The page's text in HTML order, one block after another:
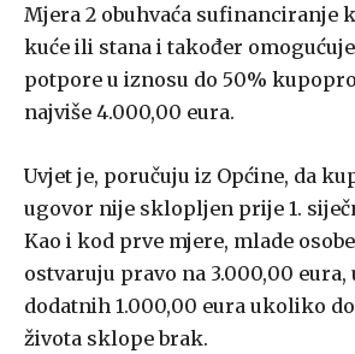
Mjera 2 obuhvaća sufinanciranje
kuće ili stana i također
potpore u iznosu do 50%
najviše 4.000,00 eura.
Uvjet je, poručuju iz Općine, da
ugovor nije sklopljen prije 1.
Kao i kod prve mjere, mlade
ostvaruju pravo na 3.000,00
dodatnih 1.000,00 eura ukoliko
života sklope brak.